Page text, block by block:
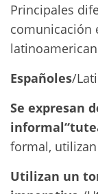
Principales
comunicación
Españoles/
Se expresan
formal, utilizan
Utilizan un